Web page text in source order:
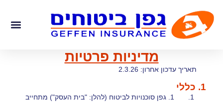
מדיניות פרטיות
תאריך עדכון אחרון: 2.3.26
1. כללי
גפן סוכנויות לביטוח (להלן: "בית העסק") מתחייב